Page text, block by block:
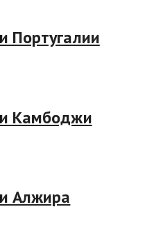
Португалии
Камбоджи
Алжира